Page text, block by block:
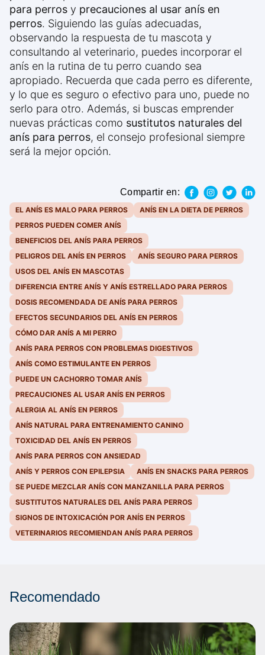
para perros y precauciones al usar anís en
perros. Siguiendo las guías adecuadas,
observando la respuesta de tu mascota y
consultando al veterinario, puedes incorporar el
anís en la rutina de tu perro cuando sea
apropiado. Recuerda que cada perro es diferente,
y lo que es seguro o efectivo para uno, puede no
serlo para otro. Además, si buscas emprender
nuevas prácticas como sustitutos naturales del
anís para perros, el consejo profesional siempre
será la mejor opción.
Compartir en:
EL ANÍS ES MALO PARA PERROS
ANÍS EN LA DIETA DE PERROS
PERROS PUEDEN COMER ANÍS
BENEFICIOS DEL ANÍS PARA PERROS
PELIGROS DEL ANÍS EN PERROS
ANÍS SEGURO PARA PERROS
USOS DEL ANÍS EN MASCOTAS
DIFERENCIA ENTRE ANÍS Y ANÍS ESTRELLADO PARA PERROS
DOSIS RECOMENDADA DE ANÍS PARA PERROS
EFECTOS SECUNDARIOS DEL ANÍS EN PERROS
CÓMO DAR ANÍS A MI PERRO
ANÍS PARA PERROS CON PROBLEMAS DIGESTIVOS
ANÍS COMO ESTIMULANTE EN PERROS
PUEDE UN CACHORRO TOMAR ANÍS
PRECAUCIONES AL USAR ANÍS EN PERROS
ALERGIA AL ANÍS EN PERROS
ANÍS NATURAL PARA ENTRENAMIENTO CANINO
TOXICIDAD DEL ANÍS EN PERROS
ANÍS PARA PERROS CON ANSIEDAD
ANÍS Y PERROS CON EPILEPSIA
ANÍS EN SNACKS PARA PERROS
SE PUEDE MEZCLAR ANÍS CON MANZANILLA PARA PERROS
SUSTITUTOS NATURALES DEL ANÍS PARA PERROS
SIGNOS DE INTOXICACIÓN POR ANÍS EN PERROS
VETERINARIOS RECOMIENDAN ANÍS PARA PERROS
Recomendado